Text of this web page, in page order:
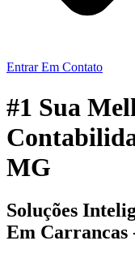
Entrar Em Contato
#1 Sua
MG
Soluções
Em Carrancas